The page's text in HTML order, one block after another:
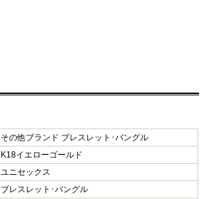
その他ブランド ブレスレット･バングル
K18イエローゴールド
ユニセックス
ブレスレット･バングル